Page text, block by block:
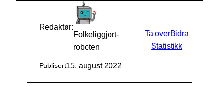
Redaktør:
Folkeliggjort-
roboten
Publisert15. august 2022
Ta overBidra
Statistikk